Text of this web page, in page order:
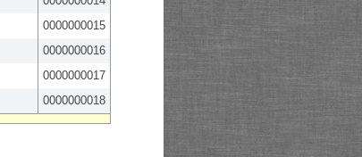
0000000015
0000000016
0000000017
0000000018